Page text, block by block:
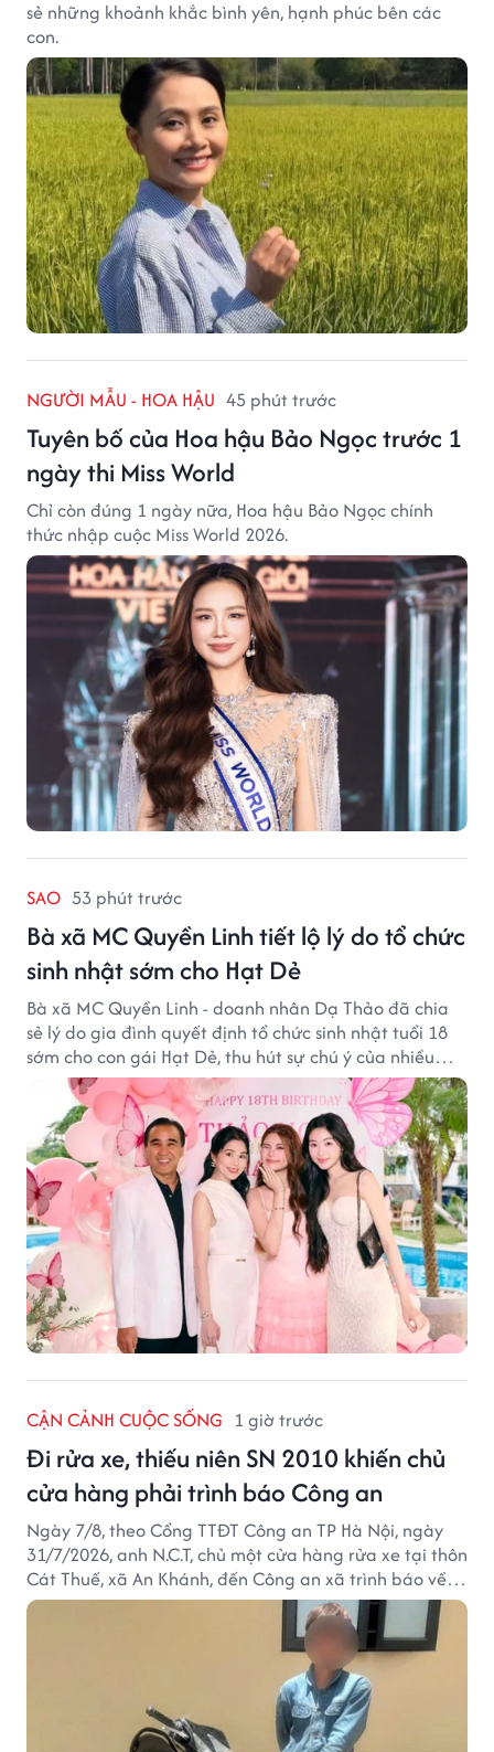
sẻ những khoảnh khắc bình yên, hạnh phúc bên các
con.
NGƯỜI MẪU - HOA HẬU 45 phút trước
Tuyên bố của Hoa hậu Bảo Ngọc trước 1
ngày thi Miss World
Chỉ còn đúng 1 ngày nữa, Hoa hậu Bảo Ngọc chính
thức nhập cuộc Miss World 2026.
SAO 53 phút trước
Bà xã MC Quyền Linh tiết lộ lý do tổ chức
sinh nhật sớm cho Hạt Dẻ
Bà xã MC Quyền Linh - doanh nhân Dạ Thảo đã chia
sẻ lý do gia đình quyết định tổ chức sinh nhật tuổi 18
sớm cho con gái Hạt Dẻ, thu hút sự chú ý của nhiều
người hâm mộ.
CẬN CẢNH CUỘC SỐNG 1 giờ trước
Đi rửa xe, thiếu niên SN 2010 khiến chủ
cửa hàng phải trình báo Công an
Ngày 7/8, theo Cổng TTĐT Công an TP Hà Nội, ngày
31/7/2026, anh N.C.T, chủ một cửa hàng rửa xe tại thôn
Cát Thuế, xã An Khánh, đến Công an xã trình báo về
việc bị mất trộm chiếc xe máy Honda Wave. Trong cốp
xe còn có nhiều giấy tờ cá nhân và khoảng 1,2 triệu